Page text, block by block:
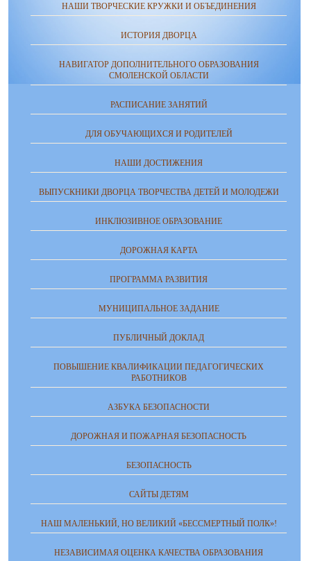
НАШИ ТВОРЧЕСКИЕ КРУЖКИ И ОБЪЕДИНЕНИЯ
ИСТОРИЯ ДВОРЦА
НАВИГАТОР ДОПОЛНИТЕЛЬНОГО ОБРАЗОВАНИЯ
СМОЛЕНСКОЙ ОБЛАСТИ
РАСПИСАНИЕ ЗАНЯТИЙ
ДЛЯ ОБУЧАЮЩИХСЯ И РОДИТЕЛЕЙ
НАШИ ДОСТИЖЕНИЯ
ВЫПУСКНИКИ ДВОРЦА ТВОРЧЕСТВА ДЕТЕЙ И МОЛОДЕЖИ
ИНКЛЮЗИВНОЕ ОБРАЗОВАНИЕ
ДОРОЖНАЯ КАРТА
ПРОГРАММА РАЗВИТИЯ
МУНИЦИПАЛЬНОЕ ЗАДАНИЕ
ПУБЛИЧНЫЙ ДОКЛАД
ПОВЫШЕНИЕ КВАЛИФИКАЦИИ ПЕДАГОГИЧЕСКИХ
РАБОТНИКОВ
АЗБУКА БЕЗОПАСНОСТИ
ДОРОЖНАЯ И ПОЖАРНАЯ БЕЗОПАСНОСТЬ
БЕЗОПАСНОСТЬ
САЙТЫ ДЕТЯМ
НАШ МАЛЕНЬКИЙ, НО ВЕЛИКИЙ «БЕССМЕРТНЫЙ ПОЛК»!
НЕЗАВИСИМАЯ ОЦЕНКА КАЧЕСТВА ОБРАЗОВАНИЯ